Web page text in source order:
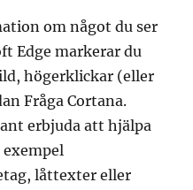
om något du ser
Edge markerar du
högerklickar (eller
Fråga Cortana.
erbjuda att hjälpa
låttexter eller